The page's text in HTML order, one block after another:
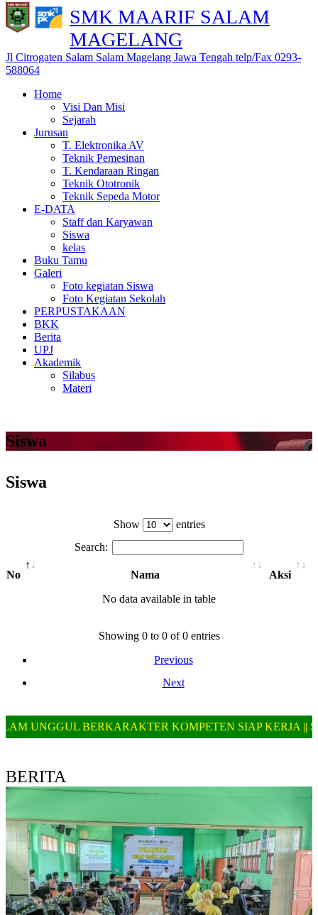
SMK MAARIF SALAM
MAGELANG
Jl Citrogaten Salam Salam Magelang Jawa Tengah telp/Fax 0293-
588064
Home
Visi Dan Misi
Sejarah
Jurusan
T. Elektronika AV
Teknik Pemesinan
T. Kendaraan Ringan
Teknik Ototronik
Teknik Sepeda Motor
E-DATA
Staff dan Karyawan
Siswa
kelas
Buku Tamu
Galeri
Foto kegiatan Siswa
Foto Kegiatan Sekolah
PERPUSTAKAAN
BKK
Berita
UPJ
Akademik
Silabus
Materi
Siswa
Siswa
Show
entries
Search:
No Nama
Aksi
No data available in table
Showing 0 to 0 of 0 entries
Previous
Next
KOMPETEN SIAP KERJA || SMK MA'ARIF
BERITA